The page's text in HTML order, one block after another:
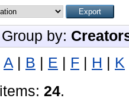
Group by:
A B E F H K
24.